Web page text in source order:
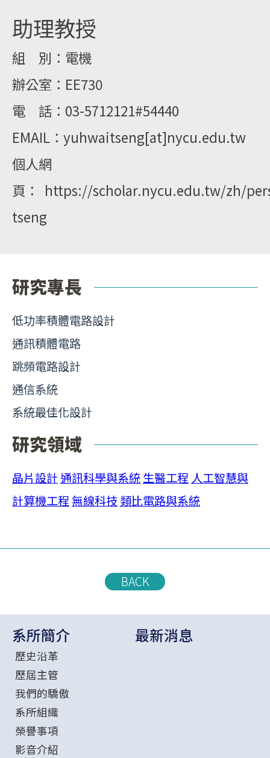
助理教授
組 別：電機
辦公室：EE730
電 話：03-5712121#54440
EMAIL：yuhwaitseng[at]nycu.edu.tw
個人網
頁： https://scholar.nycu.edu.tw/zh/
tseng
研究專長
低功率積體電路設計
通訊積體電路
跳頻電路設計
通信系統
系統最佳化設計
研究領域
晶片設計通訊科學與系統生醫工程 人工智慧與
計算機工程 無線科技 類比電路與系統
BACK
系所簡介
歷史沿革
歷屆主管
我們的驕傲
系所組織
榮譽事項
影音介紹
最新消息